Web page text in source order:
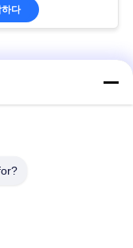
다
메커니컬 실
Mechanical Seal